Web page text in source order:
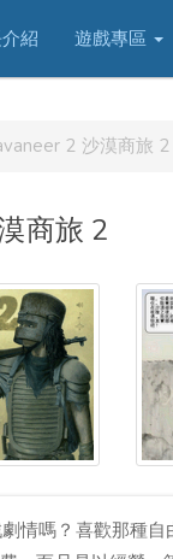
紹 遊戲專區
2 沙漠商旅 2
商旅 2
情嗎？喜歡那種